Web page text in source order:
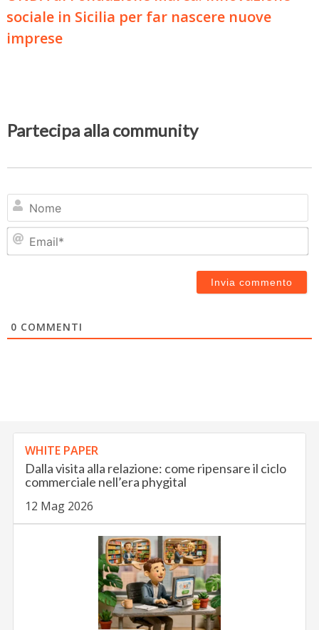
sociale in Sicilia per far nascere nuove
imprese
Partecipa alla community
0 COMMENTI
WHITE PAPER
Dalla visita alla relazione: come ripensare il ciclo
commerciale nell’era phygital
12 Mag 2026